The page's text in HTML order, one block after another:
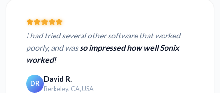
I had tried several other software that worked
poorly, and wasso impressed how well Sonix
worked!
DR David R.
Berkeley, CA, USA